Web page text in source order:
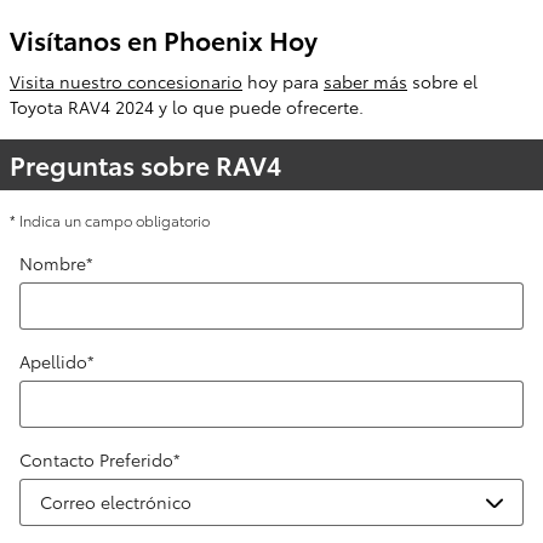
Visítanos en Phoenix Hoy
Visita nuestro concesionario hoy para saber más sobre el
Toyota RAV4 2024 y lo que puede ofrecerte.
Preguntas sobre RAV4
* Indica un campo obligatorio
Nombre*
Apellido*
Contacto Preferido*